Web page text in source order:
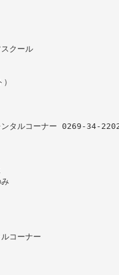
クール
ンタルコーナー 0269-34-
コーナー